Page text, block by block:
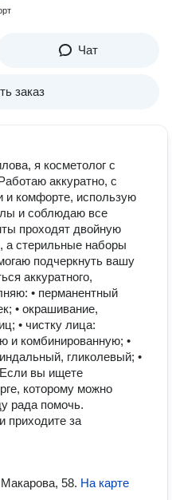
Чат
заказ
я косметолог с
аккуратно, с
и комфорте, использую
и соблюдаю все
проходят двойную
а стерильные наборы
подчеркнуть вашу
аккуратного,
• перманентный
• окрашивание,
• чистку лица:
и комбинированную; •
гликолевый; •
вы ищете
которому можно
рада помочь.
приходите за
58. На карте